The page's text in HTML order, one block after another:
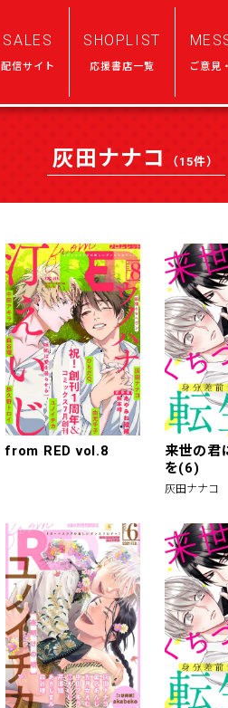
SALES
配信サイト
SHOPLIST
応援書店一覧 ご意見
灰田ナナコ （15件）
from RED vol.8
来世の君
を(6)
灰田ナナコ